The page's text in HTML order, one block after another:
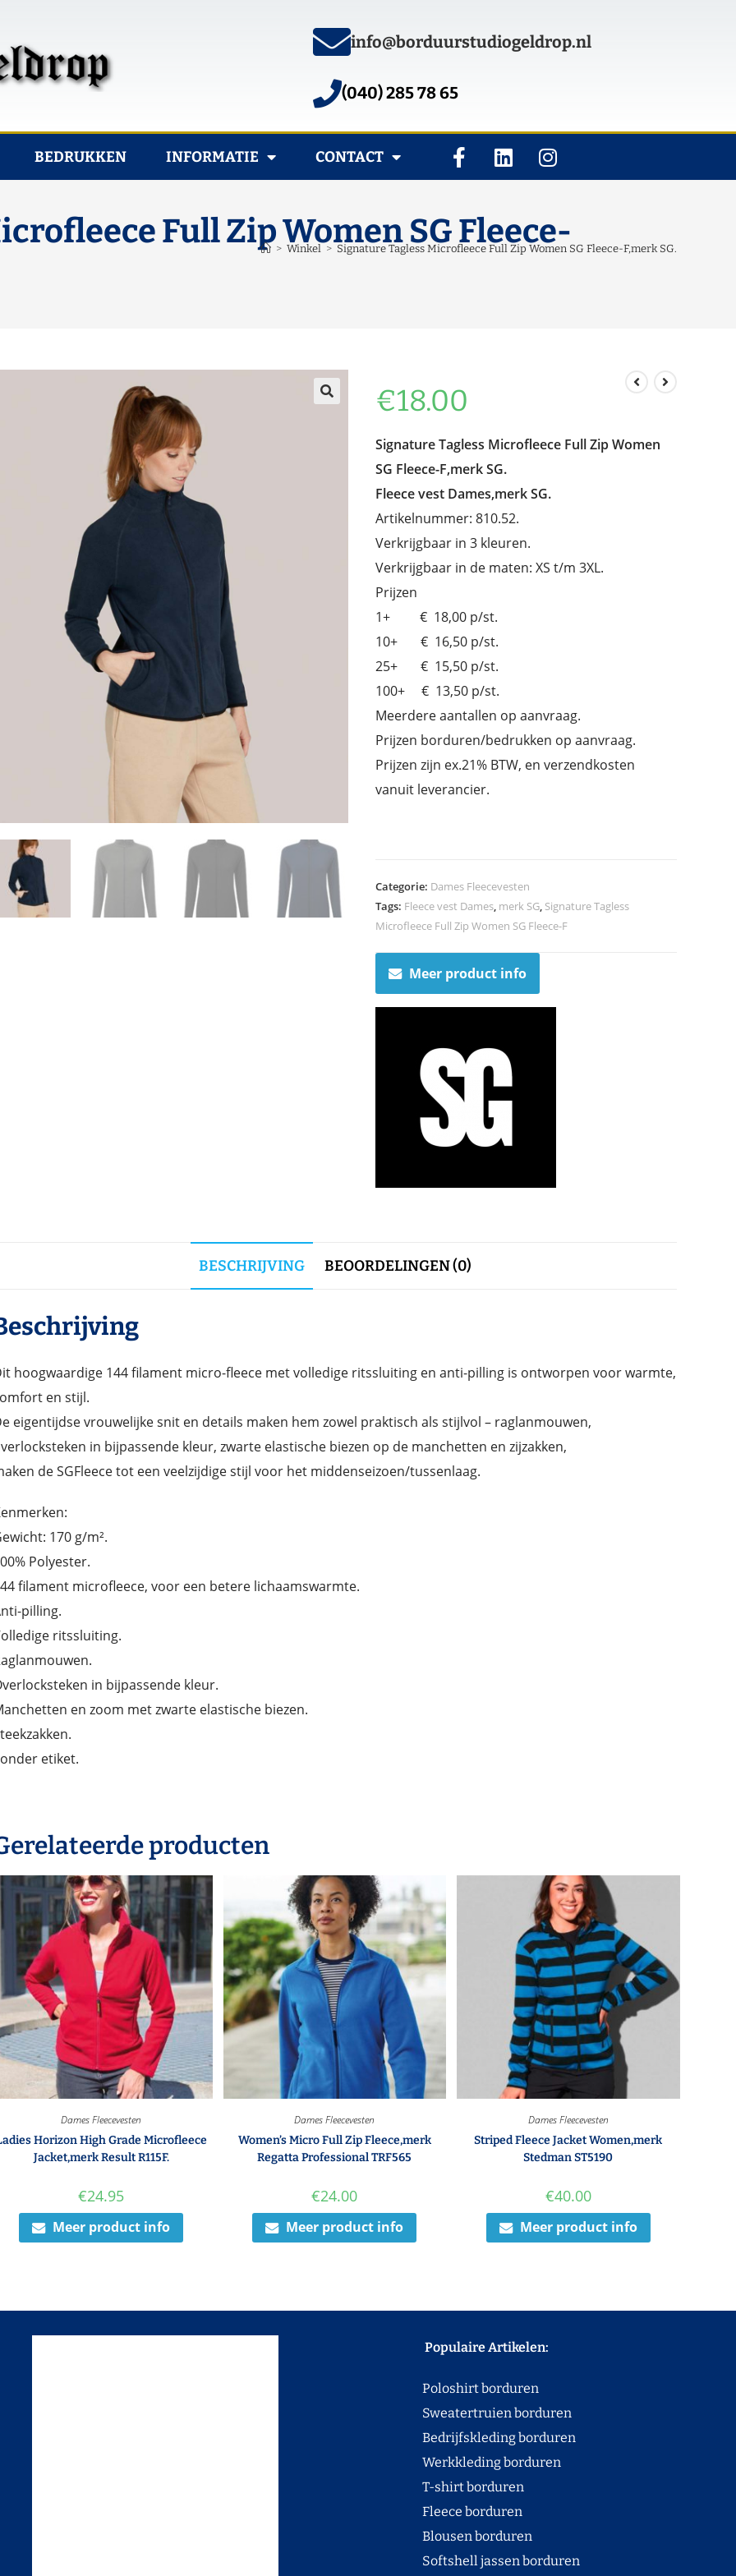
info@borduurstudiogeldrop.nl
(040) 285 78 65
BEDRUKKEN INFORMATIE CONTACT
Full Zip Women SG Fleece-
> Winkel > Signature Tagless Microfleece Full Zip Women SG Fleece-F,merk SG.
€18.00
Signature Tagless Microfleece Full Zip Women
SG Fleece-F,merk SG.
Fleece vest Dames,merk SG.
Artikelnummer: 810.52.
Verkrijgbaar in 3 kleuren.
Verkrijgbaar in de maten: XS t/m 3XL.
Prijzen
1+ € 18,00 p/st.
10+ € 16,50 p/st.
25+ € 15,50 p/st.
100+ € 13,50 p/st.
Meerdere aantallen op aanvraag.
Prijzen borduren/bedrukken op aanvraag.
Prijzen zijn ex.21% BTW, en verzendkosten
vanuit leverancier.
Categorie: Dames Fleecevesten
Tags: Fleece vest Dames, merk SG, Signature Tagless
Microfleece Full Zip Women SG Fleece-F
Meer product info
BESCHRIJVING BEOORDELINGEN (0)
hoogwaardige 144 filament micro-fleece met volledige ritssluiting en anti-pilling is ontworpen voor warmte,
en stijl.
eigentijdse vrouwelijke snit en details maken hem zowel praktisch als stijlvol – raglanmouwen,
in bijpassende kleur, zwarte elastische biezen op de manchetten en zijzakken,
de SGFleece tot een veelzijdige stijl voor het middenseizoen/tussenlaag.
170 g/m².
Polyester.
filament microfleece, voor een betere lichaamswarmte.
pilling.
ritssluiting.
in bijpassende kleur.
en zoom met zwarte elastische biezen.
etiket.
producten
Dames Fleecevesten
Horizon High Grade Microfleece
Jacket,merk Result R115F.
€24.95
Meer product info
Dames Fleecevesten
Women’s Micro Full Zip Fleece,merk
Regatta Professional TRF565
€24.00
Meer product info
Dames Fleecevesten
Striped Fleece Jacket Women,merk
Stedman ST5190
€40.00
Meer product info
Populaire Artikelen:
Poloshirt borduren
Sweatertruien borduren
Bedrijfskleding borduren
Werkkleding borduren
T-shirt borduren
Fleece borduren
Blousen borduren
Softshell jassen borduren